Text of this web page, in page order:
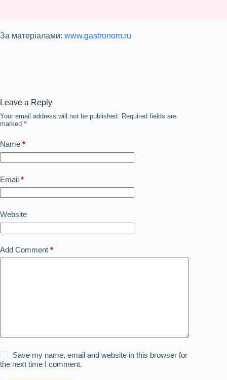
За матеріалами: www.gastronom.ru
Leave a Reply
Your email address will not be published. Required fields are
marked *
Name *
Email *
Website
Add Comment *
Save my name, email and website in this browser for
the next time I comment.